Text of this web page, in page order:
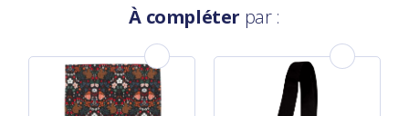
À compléter par :